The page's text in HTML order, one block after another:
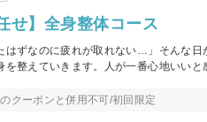
せ】全身整体コース
はずなのに疲れが取れない…」そんな
を整えていきます。人が一番心地いいと
クーポンと併用不可/初回限定